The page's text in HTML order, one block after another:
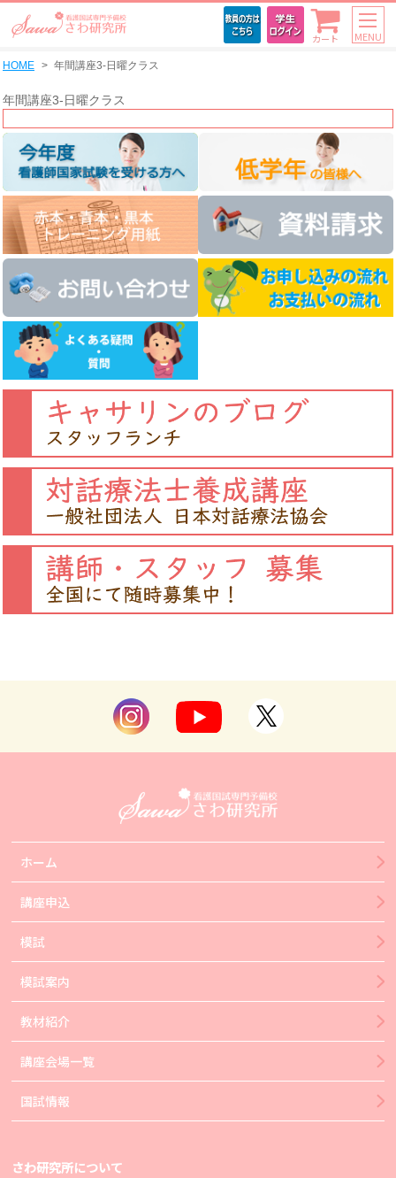
カート MENU
HOME 年間講座3-日曜クラス
年間講座3-日曜クラス
ホーム
講座申込
模試
模試案内
教材紹介
講座会場一覧
国試情報
さわ研究所について